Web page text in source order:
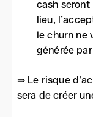
cash seront
lieu,
le churn ne
générée
⇒ Le risque
sera de créer